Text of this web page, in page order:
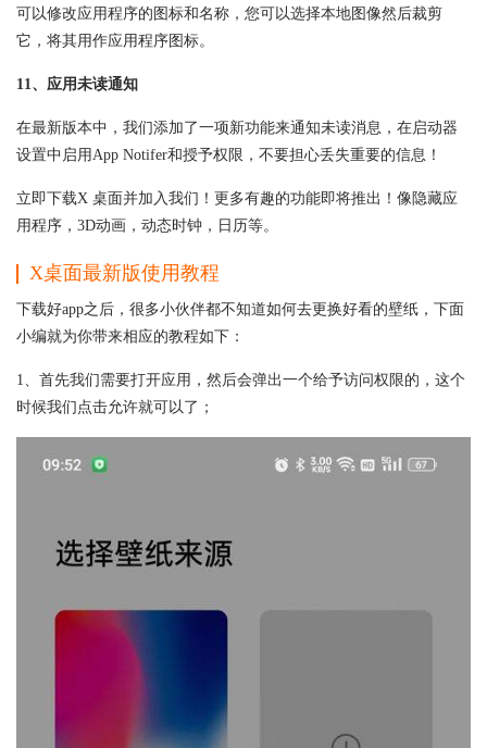
可以修改应用程序的图标和名称，您可以选择本地图像然后裁剪
它，将其用作应用程序图标。
11、应用未读通知
在最新版本中，我们添加了一项新功能来通知未读消息，在启动器
设置中启用App Notifer和授予权限，不要担心丢失重要的信息！
立即下载X 桌面并加入我们！更多有趣的功能即将推出！像隐藏应
用程序，3D动画，动态时钟，日历等。
X桌面最新版使用教程
下载好app之后，很多小伙伴都不知道如何去更换好看的壁纸，下面
小编就为你带来相应的教程如下：
1、首先我们需要打开应用，然后会弹出一个给予访问权限的，这个
时候我们点击允许就可以了；